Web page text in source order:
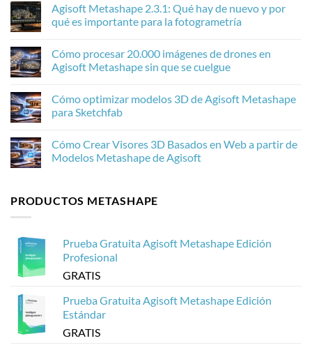
comentarios
Cómo
de
escala
de
las
texturas
de
Agisoft
Metashape
Agisoft Metashape 2.3.1: Qué hay de nuevo y por
qué es importante para la fotogrametría
comentarios
en
Agisoft
Qué
de
por
qué
es
fotogrametría
Cómo procesar 20.000 imágenes de drones en
Agisoft Metashape sin que se cuelgue
comentarios
Cómo
imágenes
de
drones
sin
que
Cómo optimizar modelos 3D de Agisoft Metashape
para Sketchfab
comentarios
en
Cómo
de
Agisoft
Cómo Crear Visores 3D Basados en Web a partir de
Modelos Metashape de Agisoft
en
Cómo
Basados
Web
partir
Modelos
Metashape
PRODUCTOS METASHAPE
Prueba Gratuita Agisoft Metashape Edición
Profesional
GRATIS
Prueba Gratuita Agisoft Metashape Edición
Estándar
GRATIS